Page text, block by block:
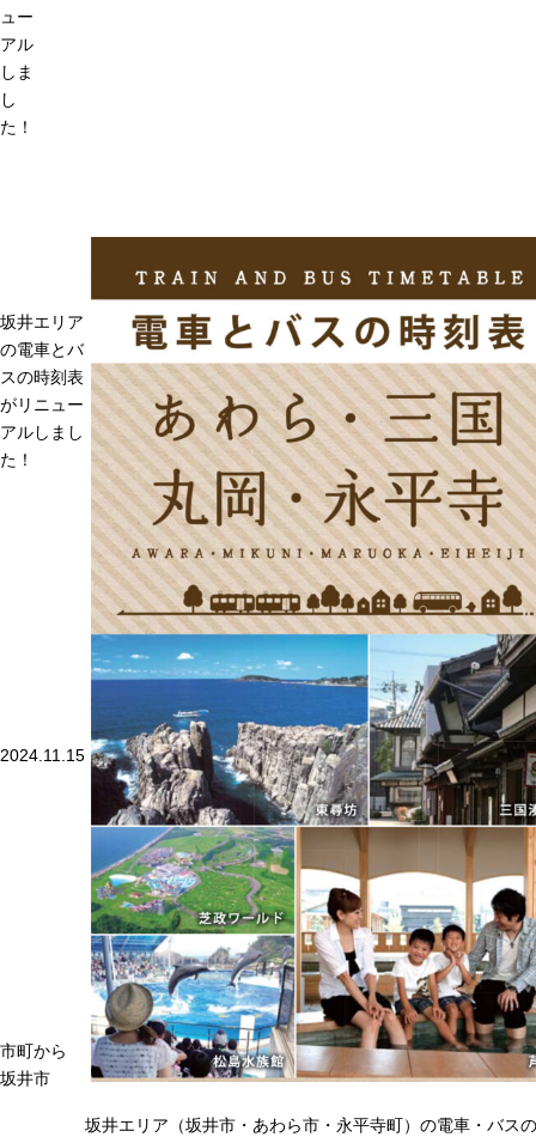
ュー
アル
しま
し
た！
坂井エリア
の電車とバ
スの時刻表
がリニュー
アルしまし
た！
2024.11.15
市町から
坂井市
坂井エリア（坂井市・あわら市・永平寺町）の電車・バス